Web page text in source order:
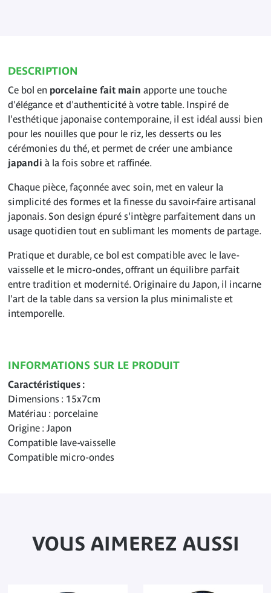
DESCRIPTION
Ce bol en porcelaine fait main apporte une touche
d'élégance et d'authenticité à votre table. Inspiré de
l'esthétique japonaise contemporaine, il est idéal aussi bien
pour les nouilles que pour le riz, les desserts ou les
cérémonies du thé, et permet de créer une ambiance
japandi à la fois sobre et raffinée.
Chaque pièce, façonnée avec soin, met en valeur la
simplicité des formes et la finesse du savoir-faire artisanal
japonais. Son design épuré s'intègre parfaitement dans un
usage quotidien tout en sublimant les moments de partage.
Pratique et durable, ce bol est compatible avec le lave-
vaisselle et le micro-ondes, offrant un équilibre parfait
entre tradition et modernité. Originaire du Japon, il incarne
l'art de la table dans sa version la plus minimaliste et
intemporelle.
INFORMATIONS SUR LE PRODUIT
Caractéristiques
Dimensions : 15x7cm
Matériau : porcelaine
Origine : Japon
Compatible lave-vaisselle
Compatible micro-ondes
VOUS AIMEREZ AUSSI